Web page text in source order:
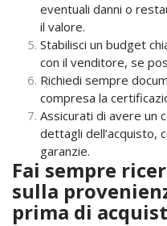
eventuali danni o
il valore.
Stabilisci un budget
con il venditore, se
Richiedi sempre
compresa la
Assicurati di avere un
dettagli dell’acquisto,
garanzie.
Fai sempre
sulla
prima di